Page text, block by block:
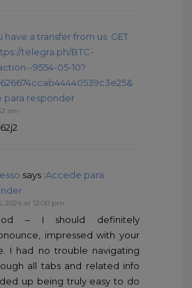
have a transfer from us. GЕТ
telegra.ph/BTC-
9554-05-10?
para responder
am
says :Accede para
2024 at 12:00 pm
– I should definitely
impressed with your
I had no trouble navigating
all tabs and related info
up being truly easy to do